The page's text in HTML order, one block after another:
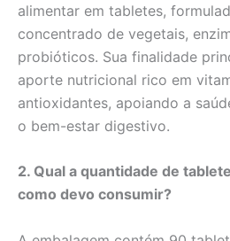
alimentar em tabletes,
concentrado de vegetais,
probióticos. Sua finalidade
aporte nutricional rico em
antioxidantes, apoiando a
o bem-estar digestivo.
2. Qual a quantidade de
como devo consumir?